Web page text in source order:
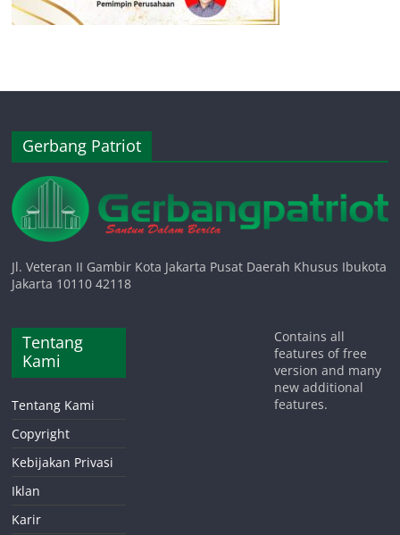
Gerbang Patriot
Jl. Veteran II Gambir Kota Jakarta Pusat Daerah Khusus Ibukota
Jakarta 10110 42118
Tentang
Kami
Tentang Kami
Copyright
Kebijakan Privasi
Iklan
Karir
Contains all
features of free
version and many
new additional
features.